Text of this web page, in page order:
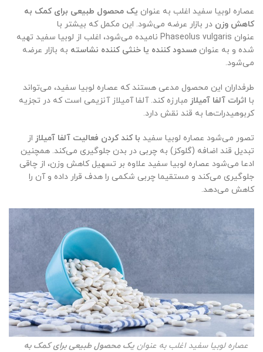
عصاره لوبیا سفید اغلب به عنوان یک محصول طبیعی برای کمک به
کاهش وزن در بازار عرضه می‌شود. این مکمل که بیشتر با
عنوان Phaseolus vulgaris نامیده می‌شود، اغلب از لوبیا سفید تهیه
شده و به عنوان مسدود کننده یا خنثی کننده نشاسته به بازار عرضه
می‌شود.
طرفداران این محصول مدعی هستند که عصاره لوبیا سفید، می‌تواند
با اثرات آلفا آمیلاز مبارزه کند. آلفا آمیلاز آنزیمی است که در تجزیه
کربوهیدرات‌ها به قند نقش دارد.
تصور می‌شود عصاره لوبیا سفید با کند کردن فعالیت آلفا آمیلاز از
تبدیل قند اضافه (گلوکز) به چربی در بدن جلوگیری می‌کند. همچنین
ادعا می‌شود عصاره لوبیا سفید علاوه بر تسهیل کاهش وزن، از چاقی
جلوگیری می‌کند و مستقیما چربی شکمی را هدف قرار داده و آن را
کاهش می‌دهد.
عصاره لوبیا سفید اغلب به عنوان یک محصول طبیعی برای کمک به